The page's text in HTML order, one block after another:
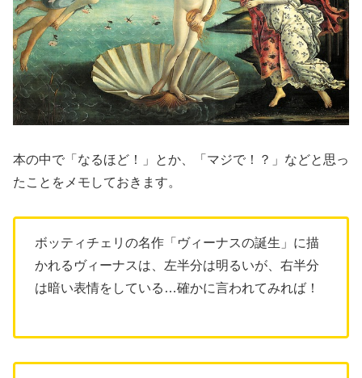
本の中で「なるほど！」とか、「マジで！？」などと思っ
たことをメモしておきます。
ボッティチェリの名作「ヴィーナスの誕生」に描
かれるヴィーナスは、左半分は明るいが、右半分
は暗い表情をしている…確かに言われてみれば！